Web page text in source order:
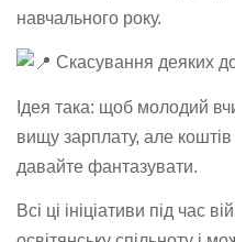
навчального року.
Скасування деяких
Ідея така: щоб молодий
вищу зарплату, але
давайте фантазувати.
Всі ці ініціативи під час